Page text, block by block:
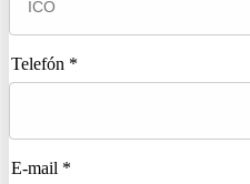
Telefón *
E-mail *